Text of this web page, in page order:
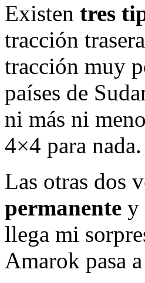
Existen tres
tracción
tracción muy
países de
ni más ni
4×4 para nada.
Las otras dos
permanente y
llega mi
Amarok pasa